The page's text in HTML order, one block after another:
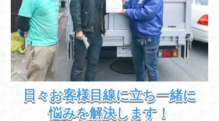
日々お客様目線に立ち一緒に
悩みを解決します！